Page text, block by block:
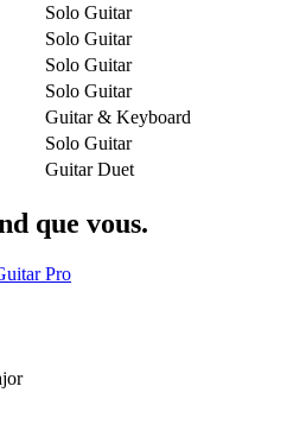
Solo Guitar
Solo Guitar
Solo Guitar
Solo Guitar
Guitar & Keyboard
Solo Guitar
Guitar Duet
que vous.
Pro